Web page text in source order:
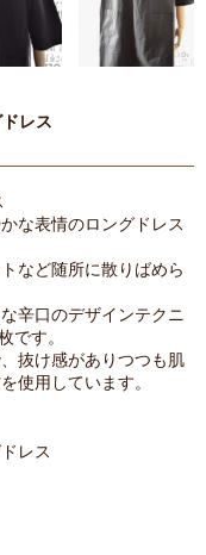
レス
な表情のロングドレス
など随所に散りばめら
辛口のデザインテクニ
です。
抜け感がありつつも肌
使用しています。
レス